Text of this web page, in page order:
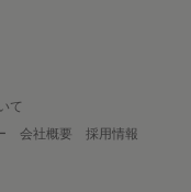
て
会社概要
採用情報